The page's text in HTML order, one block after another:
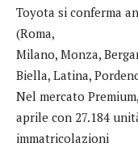
Toyota si conferma
(Roma,
Milano, Monza,
Biella, Latina,
Nel mercato
aprile con 27.184
immatricolazioni